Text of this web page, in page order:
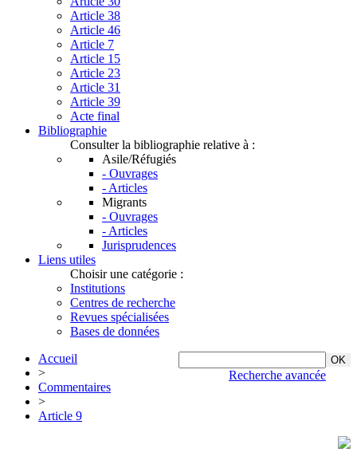
Article 38
Article 46
Article 7
Article 15
Article 23
Article 31
Article 39
Acte final
Bibliographie
Consulter la bibliographie relative à :
Asile/Réfugiés
- Ouvrages
- Articles
Migrants
- Ouvrages
- Articles
Jurisprudences
Liens utiles
Choisir une catégorie :
Institutions
Centres de recherche
Revues spécialisées
Bases de données
Recherche avancée
Accueil
>
Commentaires
>
Article 9